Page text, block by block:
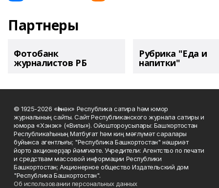
Партнеры
Фотобанк
журналистов РБ
Рубрика "Еда и
напитки"
© 1925-2026 «Һәнәк» Республика сатира һәм юмор
журналының сайты. Сайт Республиканского журнала сатиры и
юмора «Хэнэк» («Вилы»). Ойоштороусылары: Башҡортостан
Республикаһының Матбуғат һәм киң мәғлүмәт саралары
буйынса агентлығы; "Республика Башкортостан" нәшриәт
йорто акционерҙар йәмғиәте. Учредители: Агентство по печати
и средствам массовой информации Республики
Башкортостан; Акционерное общество Издательский дом
"Республика Башкортостан".
Об использовании персональных данных